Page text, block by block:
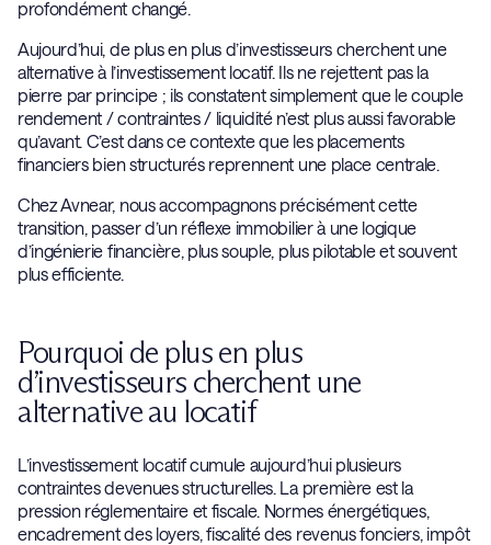
profondément changé.
Aujourd’hui, de plus en plus d’investisseurs cherchent une
alternative à l’investissement locatif. Ils ne rejettent pas la
pierre par principe ; ils constatent simplement que le couple
rendement / contraintes / liquidité n’est plus aussi favorable
qu’avant. C’est dans ce contexte que les placements
financiers bien structurés reprennent une place centrale.
Chez Avnear, nous accompagnons précisément cette
transition, passer d’un réflexe immobilier à une logique
d’ingénierie financière, plus souple, plus pilotable et souvent
plus efficiente.
Pourquoi de plus en plus
d’investisseurs cherchent une
alternative au locatif
L’investissement locatif cumule aujourd’hui plusieurs
contraintes devenues structurelles. La première est la
pression réglementaire et fiscale. Normes énergétiques,
encadrement des loyers, fiscalité des revenus fonciers, impôt